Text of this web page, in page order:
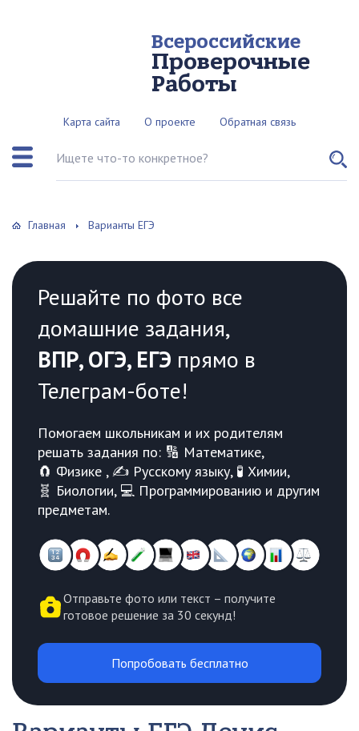
Всероссийские
Проверочные
Работы
Карта сайта О проекте Обратная связь
Поиск по сайту
Главная Варианты ЕГЭ
Решайте по фото все
домашние задания,
ВПР, ОГЭ, ЕГЭ прямо в
Телеграм-боте!
Помогаем школьникам и их родителям
решать задания по: 🔢 Математике,
🧲 Физике , ✍️ Русскому языку, 🧪 Химии,
🧬 Биологии, 💻 Программированию и другим
предметам.
Отправьте фото или текст – получите
готовое решение за 30 секунд!
Попробовать бесплатно